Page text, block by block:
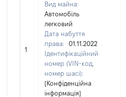
1
Вид майна:
Автомобіль
легковий
Дата набуття
права:
01.11.2022
Ідентифікаційний
номер (VIN-код,
номер шасі):
[Конфіденційна
інформація]